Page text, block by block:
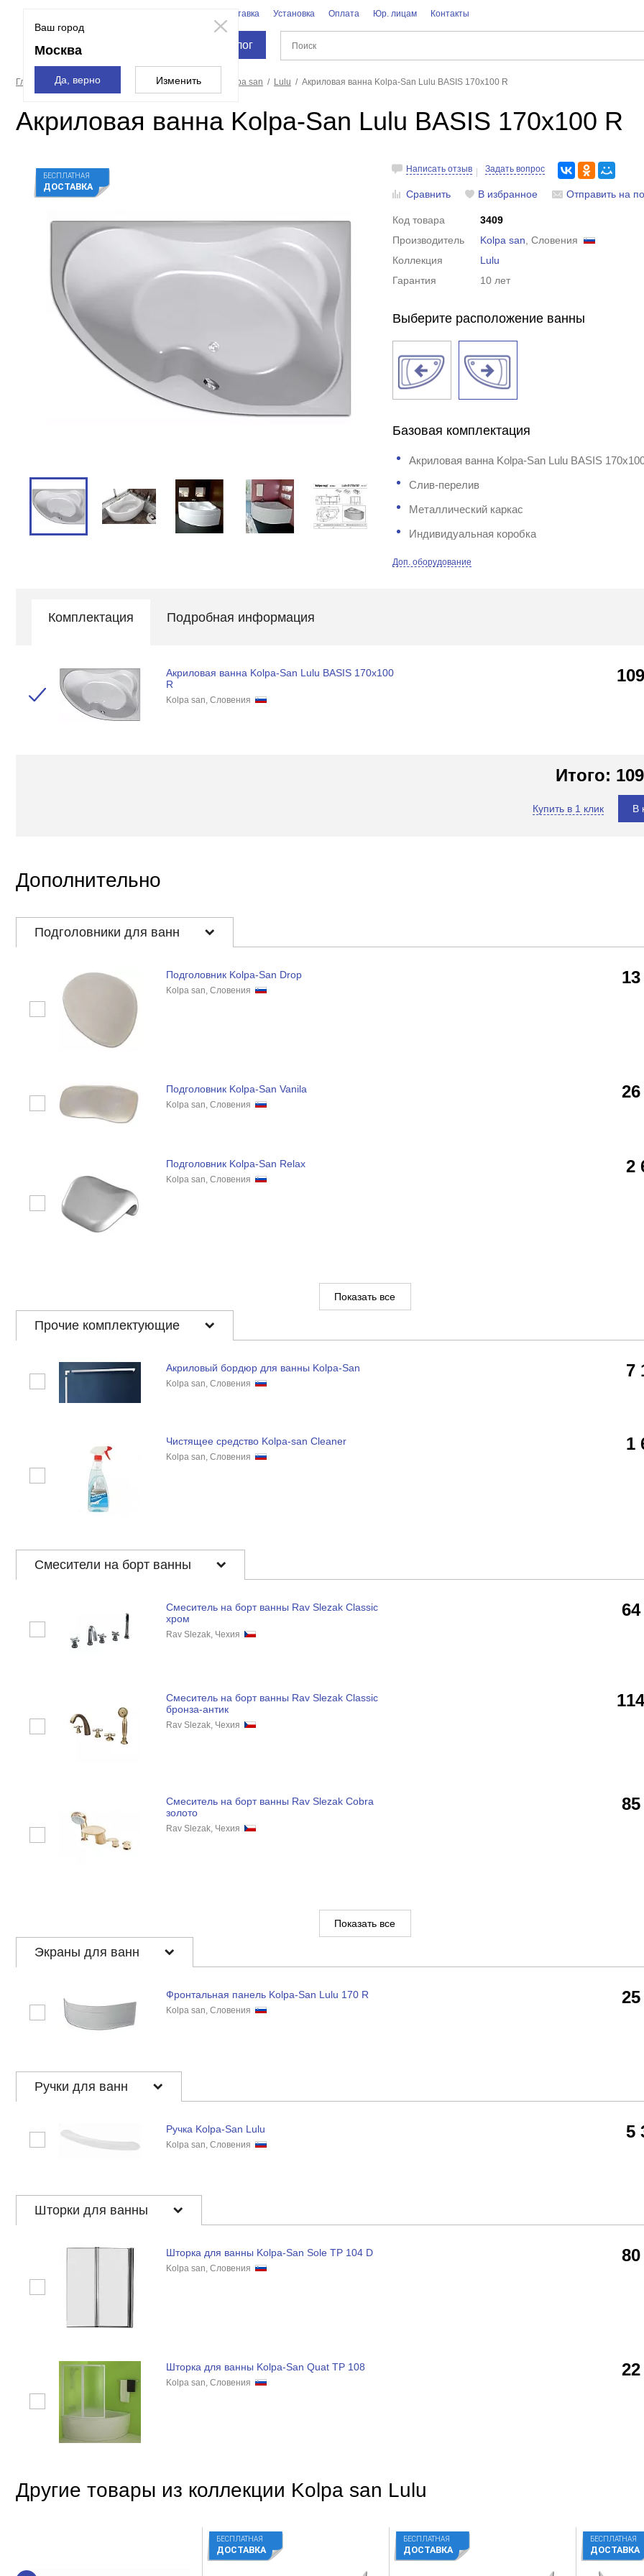
Ваш город
Москва
Да, верно Изменить
Доставка Установка Оплата Юр. лицам Контакты
Каталог
Главная страница Акриловые ванны Kolpa san Lulu Акриловая ванна Kolpa-San Lulu BASIS 170x100 R
Акриловая ванна Kolpa-San Lulu BASIS 170x100 R
БЕСПЛАТНАЯ
ДОСТАВКА
Написать отзыв Задать вопрос
Сравнить В избранное Отправить на
Код товара
3409
Производитель
Kolpa san , Словения
Коллекция
Lulu
Гарантия
10 лет
Выберите расположение ванны
Базовая комплектация
Акриловая ванна Kolpa-San Lulu BASIS
Слив-перелив
Металлический каркас
Индивидуальная коробка
Доп. оборудование
Комплектация Подробная информация
Акриловая ванна Kolpa-San Lulu BASIS 170x100
R
Kolpa san, Словения
Итого:
Купить в 1 клик В
Дополнительно
Подголовники для ванн
Подголовник Kolpa-San Drop
Kolpa san, Словения
Подголовник Kolpa-San Vanila
Kolpa san, Словения
Подголовник Kolpa-San Relax
Kolpa san, Словения
2
Показать все
Прочие комплектующие
Акриловый бордюр для ванны Kolpa-San
Kolpa san, Словения
7
Чистящее средство Kolpa-san Cleaner
Kolpa san, Словения
1
Смесители на борт ванны
Смеситель на борт ванны Rav Slezak Classic
хром
Rav Slezak, Чехия
Смеситель на борт ванны Rav Slezak Classic
бронза-антик
Rav Slezak, Чехия
Смеситель на борт ванны Rav Slezak Cobra
золото
Rav Slezak, Чехия
Показать все
Экраны для ванн
Фронтальная панель Kolpa-San Lulu 170 R
Kolpa san, Словения
Ручки для ванн
Ручка Kolpa-San Lulu
Kolpa san, Словения
5
Шторки для ванны
Шторка для ванны Kolpa-San Sole TP 104 D
Kolpa san, Словения
Шторка для ванны Kolpa-San Quat TP 108
Kolpa san, Словения
Другие товары из коллекции Kolpa san Lulu
БЕСПЛАТНАЯ
ДОСТАВКА
БЕСПЛАТНАЯ
ДОСТАВКА
БЕСПЛАТНАЯ
ДОСТАВКА